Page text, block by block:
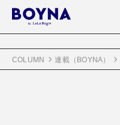
COLUMN 連載（BOYNA）